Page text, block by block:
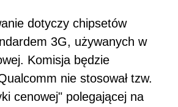
dotyczy chipsetów
3G, używanych w
Komisja będzie
nie stosował tzw.
cenowej" polegającej na